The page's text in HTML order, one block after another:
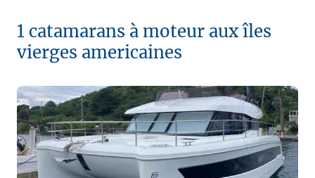
1 catamarans à moteur aux îles
vierges americaines